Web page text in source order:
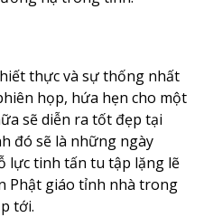
thực và sự thống nhất
họp, hứa hẹn cho một
sẽ diễn ra tốt đẹp tại
đó sẽ là những ngày
lực tinh tấn tu tập lặng lẽ
Phật giáo tỉnh nhà trong
tới.